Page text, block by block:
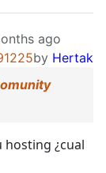
ago
by Hertak
hosting ¿cual